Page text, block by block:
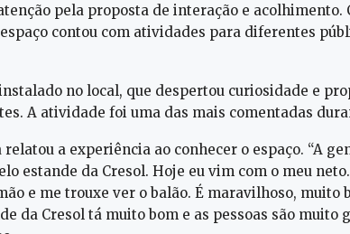
pela proposta de interação e acolhimento.
contou com atividades para diferentes
no local, que despertou curiosidade e
A atividade foi uma das mais comentadas
a experiência ao conhecer o espaço. “A
estande da Cresol. Hoje eu vim com o meu
e me trouxe ver o balão. É maravilhoso, muito
da Cresol tá muito bom e as pessoas são muito